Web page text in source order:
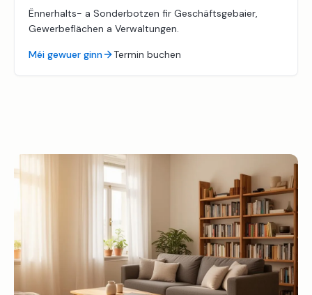
Ënnerhalts- a Sonderbotzen fir Geschäftsgebaier,
Gewerbeflächen a Verwaltungen.
Méi gewuer ginn Termin buchen